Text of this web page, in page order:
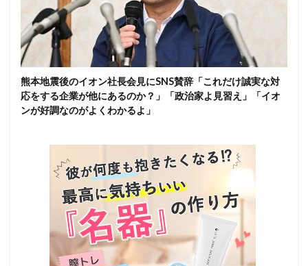
熊本地震後のイオン社長会見にSNS賛辞「これだけ誠実な対
応をする企業が他にあるのか？」「政治家よ見習え」「イオ
ンが好調なのがよくわかるよ」